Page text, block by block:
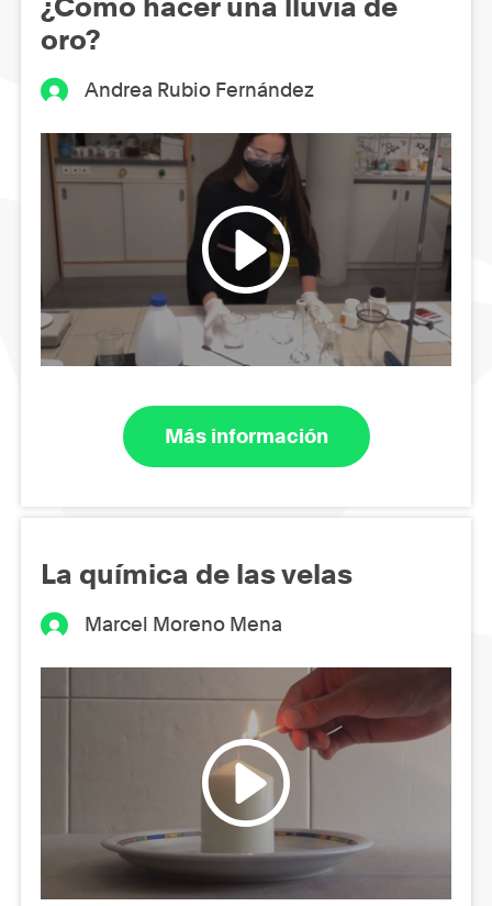
¿Cómo hacer una lluvia de
oro?
Andrea Rubio Fernández
Más información
La química de las velas
Marcel Moreno Mena